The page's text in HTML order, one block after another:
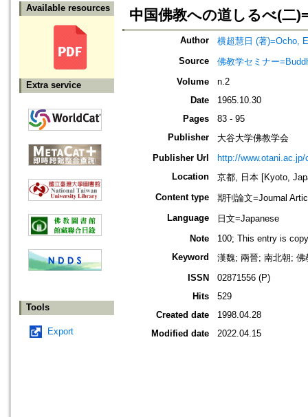
Available resources
Extra service
Tools
Export
中国佛教への道しるべ(
Author
横超慧日 (著)=Ocho,
Source
佛教学セミナー
Volume
n.2
Date
1965.10.30
Pages
83 - 95
Publisher
大谷大学佛教学会
Publisher Url
http://
Location
京都, 日本 [Kyoto,
Content type
期刊論文=Journal
Language
日文=Japanese
Note
100; This entry is
Keyword
漢魏; 兩晉; 南北朝;
ISSN
02871556 (P)
Hits
529
Created date
1998.04.28
Modified date
2022.04.15